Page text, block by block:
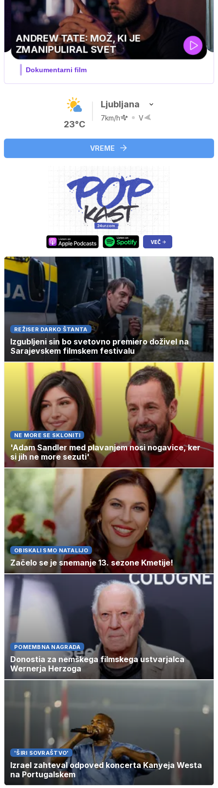
UEFA SUPERPOKAL
V živo na VOYO: sreda ob 20.30
23°C
Ljubljana
7km/h V
VREME
REŽISER DARKO ŠTANTA
Izgubljeni sin bo svetovno premiero doživel na
Sarajevskem filmskem festivalu
NE MORE SE SKLONITI
'Adam Sandler med plavanjem nosi nogavice, ker
si jih ne more sezuti'
OBISKALI SMO NATALIJO
Začelo se je snemanje 13. sezone Kmetije!
POMEMBNA NAGRADA
Donostia za nemškega filmskega ustvarjalca
Wernerja Herzoga
'ŠIRI SOVRAŠTVO'
Izrael zahteval odpoved koncerta Kanyeja Westa
na Portugalskem